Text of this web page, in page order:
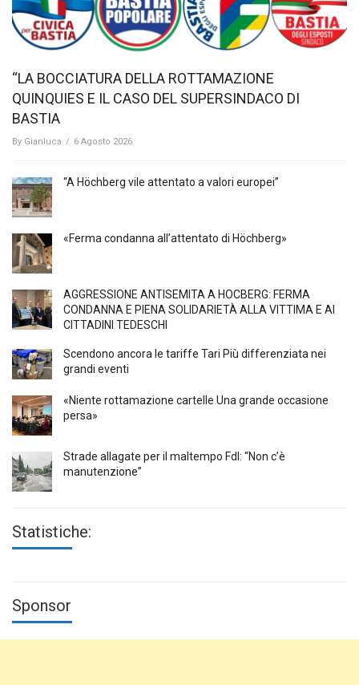
“LA BOCCIATURA DELLA ROTTAMAZIONE
QUINQUIES E IL CASO DEL SUPERSINDACO DI
BASTIA
By Gianluca / 6 Agosto 2026
“A Höchberg vile attentato a valori europei”
«Ferma condanna all’attentato di Höchberg»
AGGRESSIONE ANTISEMITA A HÖCBERG: FERMA
CONDANNA E PIENA SOLIDARIETÀ ALLA VITTIMA E AI
CITTADINI TEDESCHI
Scendono ancora le tariffe Tari Più differenziata nei
grandi eventi
«Niente rottamazione cartelle Una grande occasione
persa»
Strade allagate per il maltempo FdI: “Non c’è
manutenzione”
Statistiche:
Sponsor